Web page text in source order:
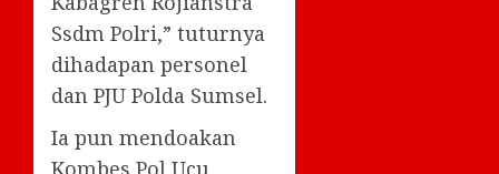
Ssdm Polri,” tuturnya
dihadapan personel
dan PJU Polda Sumsel.
Ia pun mendoakan
Kombes Pol Ucu